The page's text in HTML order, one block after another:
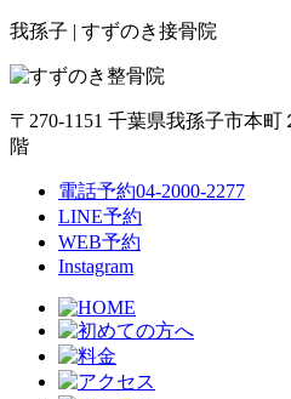
我孫子 | すずのき接骨院
〒270-1151 千葉県我孫子市本
階
電話予約04-2000-2277
LINE予約
WEB予約
Instagram